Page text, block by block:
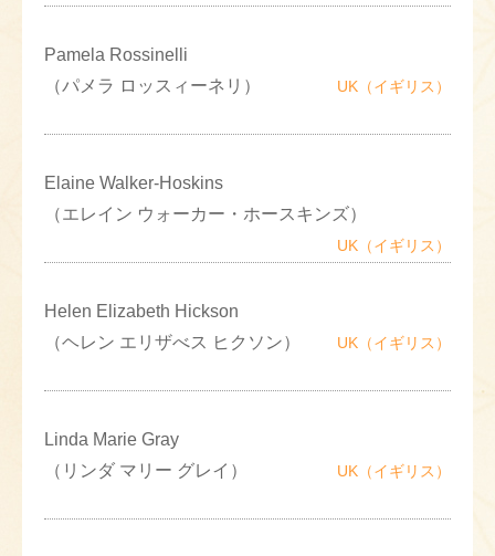
Pamela Rossinelli
（パメラ ロッスィーネリ）
UK（イギリス）
Elaine Walker-Hoskins
（エレイン ウォーカー・ホースキンズ）
UK（イギリス）
Helen Elizabeth Hickson
（ヘレン エリザべス ヒクソン）
UK（イギリス）
Linda Marie Gray
（リンダ マリー グレイ）
UK（イギリス）